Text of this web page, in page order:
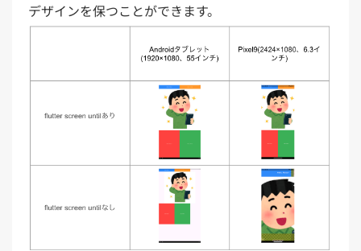
デザインを保つことができます。